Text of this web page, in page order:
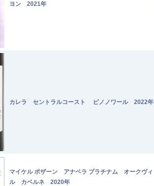
ヨン 2021年
カレラ セントラルコースト ピノノワール 2022年
マイケル ポザーン アナベラ プラチナム オークヴィ
ル カベルネ 2020年